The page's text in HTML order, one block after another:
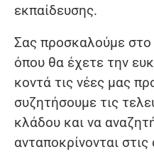
εκπαίδευσης.
Σας προσκαλούμε
όπου θα έχετε την
κοντά τις νέες μας
συζητήσουμε τις
κλάδου και να
ανταποκρίνονται